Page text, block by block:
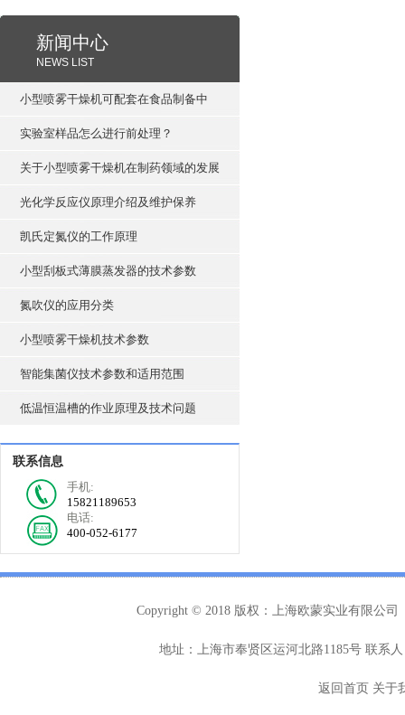
新闻中心
NEWS LIST
小型喷雾干燥机可配套在食品制备中
实验室样品怎么进行前处理？
关于小型喷雾干燥机在制药领域的发展
光化学反应仪原理介绍及维护保养
凯氏定氮仪的工作原理
小型刮板式薄膜蒸发器的技术参数
氮吹仪的应用分类
小型喷雾干燥机技术参数
智能集菌仪技术参数和适用范围
低温恒温槽的作业原理及技术问题
联系信息
手机:
15821189653
电话:
400-052-6177
Copyright © 2018 版权：上海欧蒙实业有限公司
地址：上海市奉贤区运河北路1185号 联系
返回首页 关于